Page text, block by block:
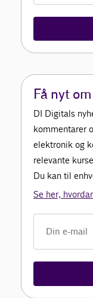
Få nyt
DI Digitals
kommentarer
elektronik og
relevante
Du kan til
Se her,